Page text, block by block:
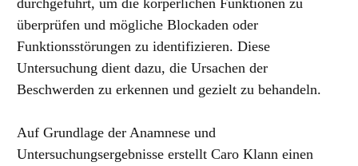
überprüfen und mögliche Blockaden oder
Funktionsstörungen zu identifizieren. Diese
Untersuchung dient dazu, die Ursachen der
Beschwerden zu erkennen und gezielt zu behandeln.
Auf Grundlage der Anamnese und
Untersuchungsergebnisse erstellt Caro Klann einen